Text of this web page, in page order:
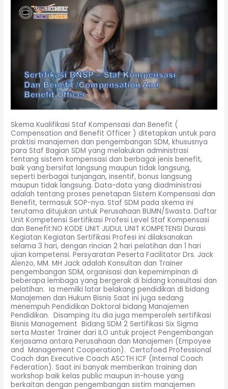
Skema Kualifikasi Staf Kompensasi dan Benefit (
Compensation and Benefit Officer ) ditetapkan untuk para
praktisi manajemen dan pengembangan SDM, khususnya
para Staf Bagian SDM yang melakukan administrasi
tentang sistem kompensasi dan berbagai jenis benefit,
baik yang bersifat langsung maupun tidak langsung,
seperti berbagai tunjangan, insentif, bonus langsung
maupun tidak langsung. Data-data yang diadministrasi
adalah tentang proses penetapan Sistem Kompensasi dan
Benefit, termasuk SOP-nya. Staf SDM pada skema ini
terutama ditujukan untuk Perusahaan BUMN/Swasta. Daftar
Unit Kompetensi Sertifikasi Profesi Level Staf Kompensasi
dan Benefit:NO KODE UNIT JUDUL UNIT KOMPETENSI Durasi
Kegiatan Kegiatan Sertifikasi Profesi ini dilaksanakan
selama 3 hari, dengan rincian 2 hari pelatihan dan 1 hari
ujian kompetensi. Persyaratan Peserta Facilitator Drs. Jack
Alenzo, MM. MH Jack adalah Konsultan dan Trainer
pengembangan SDM, organisasi dan kepemimpinan di
beberapa lembaga yang bergerak di bidang konsultasi dan
pelatihan. Ia memilki latar belakang pendidikan di bidang
Manajemen dan Hukum Bisnis Saat ini juga sedang
menempuh Pendidikan Doktoral bidang Manajemen
Pendidikan. Disamping itu dia juga memperoleh sertifikasi
Bisnis Management Bidang SDM 2 Sertifikasi Six Sigma
serta Master Trainer dari ILO untuk project Pengembangan
Kerjasama antara Perusahaan dan Manajemen (Empoyee
and Management Cooperation). Certofoed Professional
Coach dan Executive Coach ASCTH ICF (Internal Coach
Federation). Saat ini banyak memberikan training dan
workshop baik kelas public maupun in-house yang
berkaitan dengan pengembangan sistim manajemen